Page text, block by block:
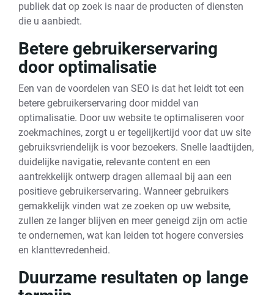
publiek dat op zoek is naar de producten of diensten
die u aanbiedt.
Betere gebruikerservaring
door optimalisatie
Een van de voordelen van SEO is dat het leidt tot een
betere gebruikerservaring door middel van
optimalisatie. Door uw website te optimaliseren voor
zoekmachines, zorgt u er tegelijkertijd voor dat uw site
gebruiksvriendelijk is voor bezoekers. Snelle laadtijden,
duidelijke navigatie, relevante content en een
aantrekkelijk ontwerp dragen allemaal bij aan een
positieve gebruikerservaring. Wanneer gebruikers
gemakkelijk vinden wat ze zoeken op uw website,
zullen ze langer blijven en meer geneigd zijn om actie
te ondernemen, wat kan leiden tot hogere conversies
en klanttevredenheid.
Duurzame resultaten op lange